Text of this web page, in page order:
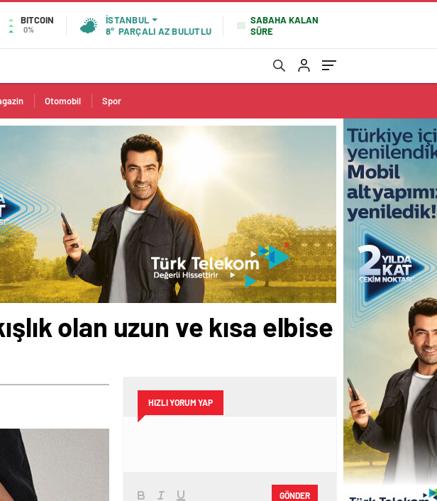
BITCOIN
0%
İSTANBUL
8° PARÇALI AZ BULUTLU
SABAHA KALAN
SÜRE
Otomobil Spor
olan uzun ve kısa elbise
HIZLI YORUM YAP
GÖNDER